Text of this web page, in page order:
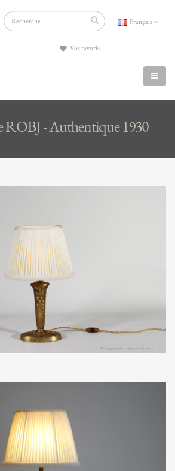
Français
Vos favoris
ROBJ - Authentique 1930